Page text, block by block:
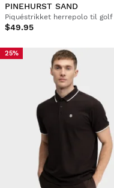
PINEHURST SAND
Piquéstrikket herrepolo til golf
$49.95
25%